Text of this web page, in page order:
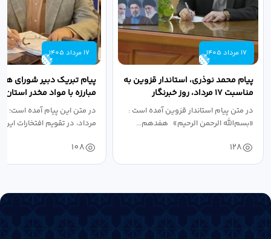
17 مرداد 1405
پیام محمد نوذری، استاندار قزوین به
مناسبت ۱۷ مرداد، روز خبرنگار
در متن پیام استاندار قزوین آمده است :
«بسم‌الله الرحمن الرحیم» هفدهم...
128
17 مرداد 1405
پیام تبریک دبیر شورای
مبارزه با مواد مخدر استان
مناسبت روز خبرنگار...
در متن این پیام آمده
مرداد، در تقویم افتخارات
108